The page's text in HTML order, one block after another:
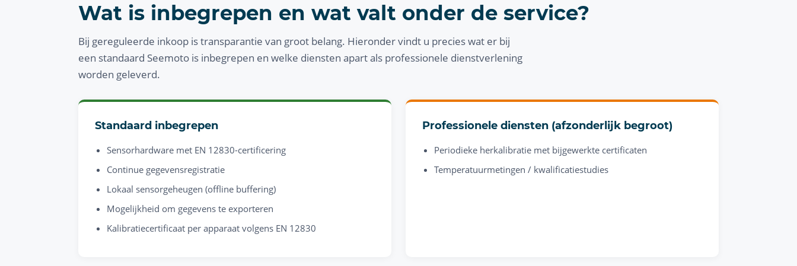
Wat is inbegrepen en wat valt onder de service?
Bij gereguleerde inkoop is transparantie van groot belang. Hieronder vindt u precies wat er bij
een standaard Seemoto is inbegrepen en welke diensten apart als professionele dienstverlening
worden geleverd.
Standaard inbegrepen
Sensorhardware met EN 12830-certificering
Continue gegevensregistratie
Lokaal sensorgeheugen (offline buffering)
Mogelijkheid om gegevens te exporteren
Kalibratiecertificaat per apparaat volgens EN 12830
Professionele diensten (afzonderlijk begroot)
Periodieke herkalibratie met bijgewerkte certificaten
Temperatuurmetingen / kwalificatiestudies